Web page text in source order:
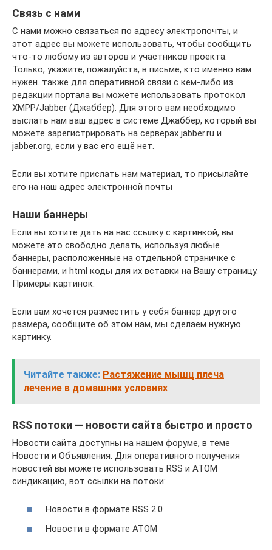
Связь с нами
С нами можно связаться по адресу электропочты, и
этот адрес вы можете использовать, чтобы сообщить
что-то любому из авторов и участников проекта.
Только, укажите, пожалуйста, в письме, кто именно вам
нужен. также для оперативной связи с кем-либо из
редакции портала вы можете использовать протокол
XMPP/Jabber (Джаббер). Для этого вам необходимо
выслать нам ваш адрес в системе Джаббер, который вы
можете зарегистрировать на серверах jabber.ru и
jabber.org, если у вас его ещё нет.
Если вы хотите прислать нам материал, то присылайте
его на наш адрес электронной почты
Наши баннеры
Если вы хотите дать на нас ссылку с картинкой, вы
можете это свободно делать, используя любые
баннеры, расположенные на отдельной страничке с
баннерами, и html коды для их вставки на Вашу страницу.
Примеры картинок:
Если вам хочется разместить у себя баннер другого
размера, сообщите об этом нам, мы сделаем нужную
картинку.
Читайте также: Растяжение мышц плеча
лечение в домашних условиях
RSS потоки — новости сайта быстро и просто
Новости сайта доступны на нашем форуме, в теме
Новости и Объявления. Для оперативного получения
новостей вы можете использовать RSS и ATOM
синдикацию, вот ссылки на потоки:
Новости в формате RSS 2.0
Новости в формате ATOM